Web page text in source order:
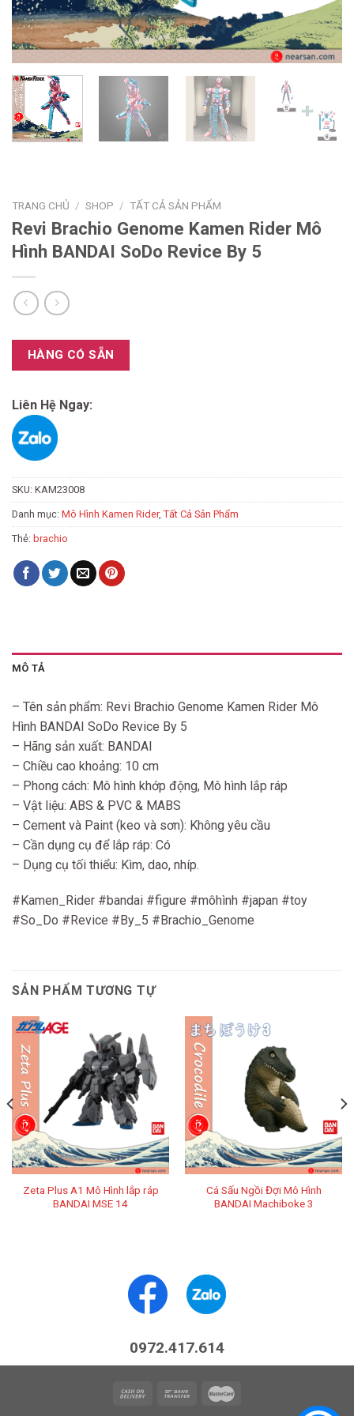
TRANG CHỦ / SHOP / TẤT CẢ SẢN PHẨM
Revi Brachio Genome Kamen Rider Mô
Hình BANDAI SoDo Revice By 5
HÀNG CÓ SẴN
Liên Hệ Ngay:
SKU: KAM23008
Danh mục: Mô Hình Kamen Rider, Tất Cả Sản Phẩm
Thẻ: brachio
MÔ TẢ
– Tên sản phẩm: Revi Brachio Genome Kamen Rider Mô
Hình BANDAI SoDo Revice By 5
– Hãng sản xuất: BANDAI
– Chiều cao khoảng: 10 cm
– Phong cách: Mô hình khớp động, Mô hình lắp ráp
– Vật liệu: ABS & PVC & MABS
– Cement và Paint (keo và sơn): Không yêu cầu
– Cần dụng cụ để lắp ráp: Có
– Dụng cụ tối thiểu: Kìm, dao, nhíp.
#Kamen_Rider #bandai #figure #môhình #japan #toy
#So_Do #Revice #By_5 #Brachio_Genome
SẢN PHẨM TƯƠNG TỰ
Zeta Plus A1 Mô Hình lắp ráp
BANDAI MSE 14
Cá Sấu Ngồi Đợi Mô Hình
BANDAI Machiboke 3
0972.417.614